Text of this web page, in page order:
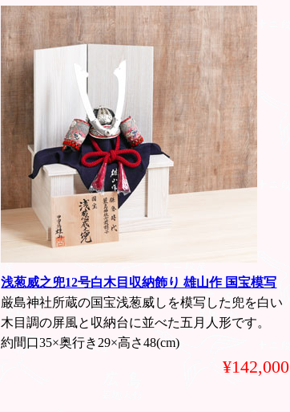
浅葱威之兜12号白木目収納飾り 雄山作 国宝模写
厳島神社所蔵の国宝浅葱威しを模写した兜を白い
木目調の屏風と収納台に並べた五月人形です。
約間口35×奥行き29×高さ48(cm)
¥142,000